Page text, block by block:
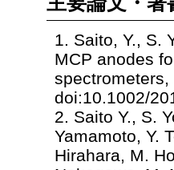
1. Saito, Y., S.
MCP anodes
doi:10.1002/
2. Saito Y., S.
Yamamoto, Y.
Hirahara, M.